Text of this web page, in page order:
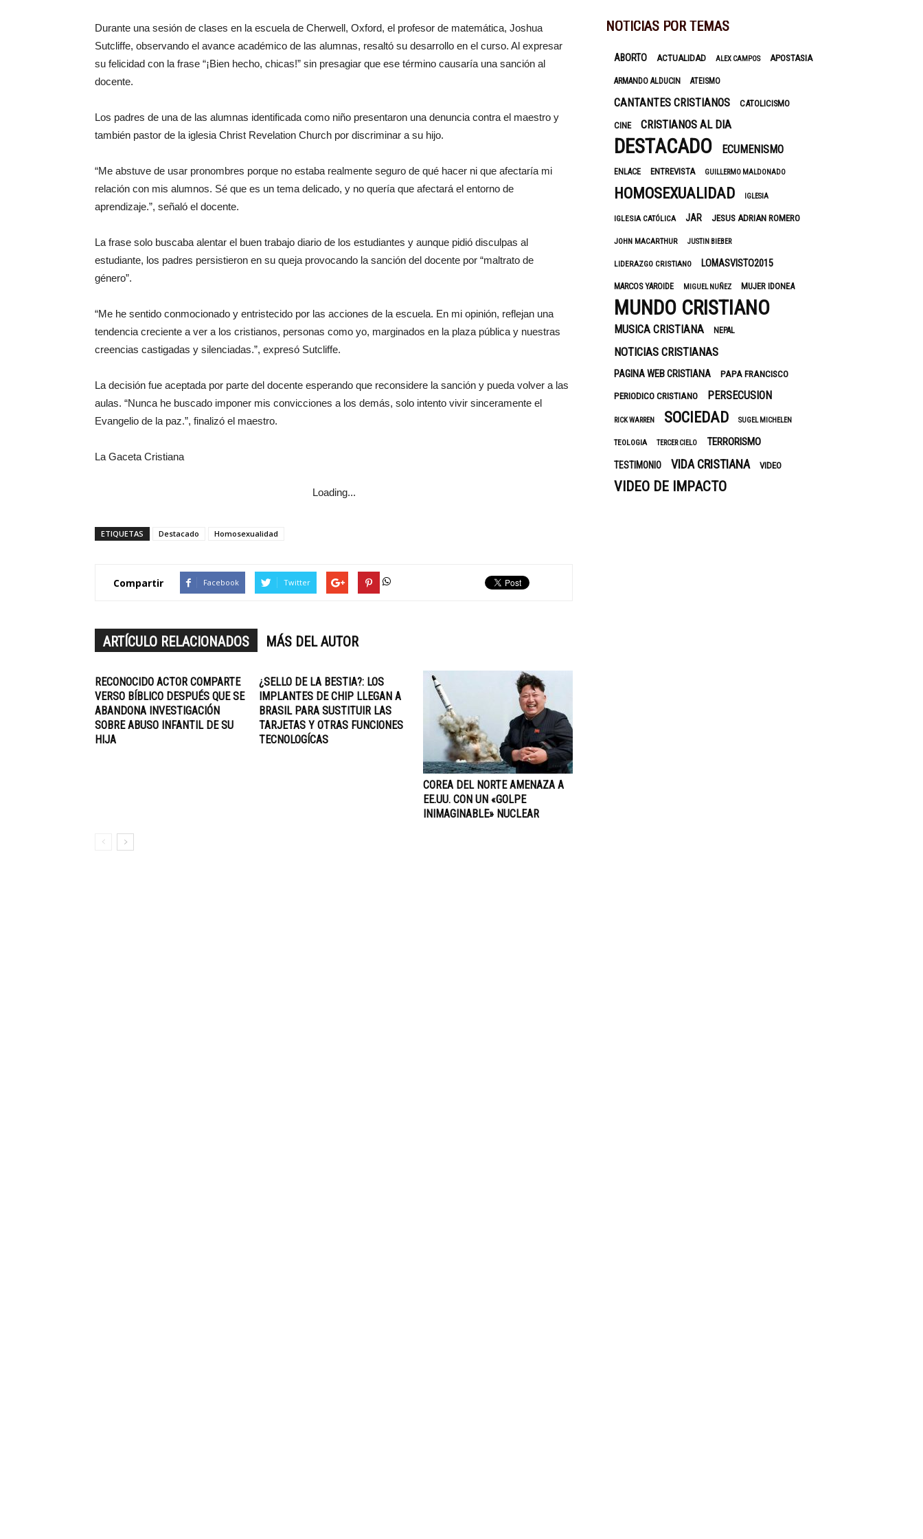
Durante una sesión de clases en la escuela de Cherwell, Oxford, el profesor de matemática, Joshua
Sutcliffe, observando el avance académico de las alumnas, resaltó su desarrollo en el curso. Al expresar
su felicidad con la frase “¡Bien hecho, chicas!” sin presagiar que ese término causaría una sanción al
docente.
Los padres de una de las alumnas identificada como niño presentaron una denuncia contra el maestro y
también pastor de la iglesia Christ Revelation Church por discriminar a su hijo.
“Me abstuve de usar pronombres porque no estaba realmente seguro de qué hacer ni que afectaría mi
relación con mis alumnos. Sé que es un tema delicado, y no quería que afectará el entorno de
aprendizaje.”, señaló el docente.
La frase solo buscaba alentar el buen trabajo diario de los estudiantes y aunque pidió disculpas al
estudiante, los padres persistieron en su queja provocando la sanción del docente por “maltrato de
género”.
“Me he sentido conmocionado y entristecido por las acciones de la escuela. En mi opinión, reflejan una
tendencia creciente a ver a los cristianos, personas como yo, marginados en la plaza pública y nuestras
creencias castigadas y silenciadas.”, expresó Sutcliffe.
La decisión fue aceptada por parte del docente esperando que reconsidere la sanción y pueda volver a las
aulas. “Nunca he buscado imponer mis convicciones a los demás, solo intento vivir sinceramente el
Evangelio de la paz.”, finalizó el maestro.
La Gaceta Cristiana
Loading...
ETIQUETAS Destacado Homosexualidad
Compartir Facebook Twitter
ARTÍCULO RELACIONADOS MÁS DEL AUTOR
RECONOCIDO ACTOR COMPARTE
VERSO BÍBLICO DESPUÉS QUE SE
ABANDONA INVESTIGACIÓN
SOBRE ABUSO INFANTIL DE SU
HIJA
¿SELLO DE LA BESTIA?: LOS
IMPLANTES DE CHIP LLEGAN A
BRASIL PARA SUSTITUIR LAS
TARJETAS Y OTRAS FUNCIONES
TECNOLOGÍCAS
COREA DEL NORTE AMENAZA A
EE.UU. CON UN «GOLPE
INIMAGINABLE» NUCLEAR
NOTICIAS POR TEMAS
ABORTO ACTUALIDAD ALEX CAMPOS APOSTASIA
ARMANDO ALDUCIN ATEISMO
CANTANTES CRISTIANOS CATOLICISMO
CINE CRISTIANOS AL DIA
DESTACADO ECUMENISMO
ENLACE ENTREVISTA GUILLERMO MALDONADO
HOMOSEXUALIDAD IGLESIA
IGLESIA CATÓLICA JAR JESUS ADRIAN ROMERO
JOHN MACARTHUR JUSTIN BIEBER
LIDERAZGO CRISTIANO LOMASVISTO2015
MARCOS YAROIDE MIGUEL NUÑEZ MUJER IDONEA
MUNDO CRISTIANO
MUSICA CRISTIANA NEPAL
NOTICIAS CRISTIANAS
PAGINA WEB CRISTIANA
PAPA FRANCISCO
PERIODICO CRISTIANO
PERSECUSION
RICK WARREN SOCIEDAD SUGEL MICHELEN
TEOLOGIA TERCER CIELO TERRORISMO
TESTIMONIO VIDA CRISTIANA VIDEO
VIDEO DE IMPACTO